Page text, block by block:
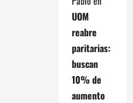
UOM
reabre
paritarias:
buscan
10% de
aumento